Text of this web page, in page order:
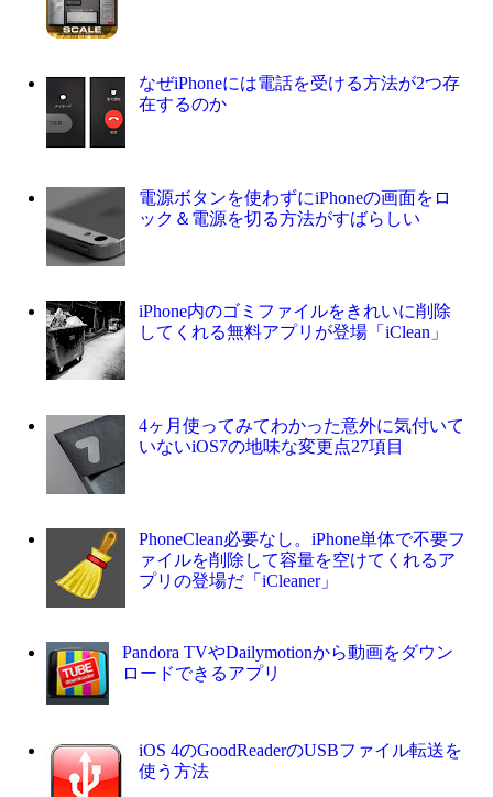
なぜiPhoneには電話を受ける方法が2つ存
在するのか
電源ボタンを使わずにiPhoneの画面をロ
ック＆電源を切る方法がすばらしい
iPhone内のゴミファイルをきれいに削除
してくれる無料アプリが登場「iClean」
4ヶ月使ってみてわかった意外に気付いて
いないiOS7の地味な変更点27項目
PhoneClean必要なし。iPhone単体で不要フ
ァイルを削除して容量を空けてくれるア
プリの登場だ「iCleaner」
Pandora TVやDailymotionから動画をダウン
ロードできるアプリ
iOS 4のGoodReaderのUSBファイル転送を
使う方法